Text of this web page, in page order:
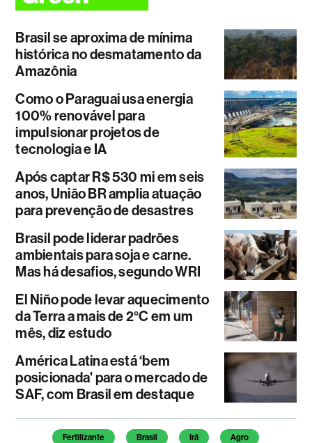
Brasil se aproxima de mínima
histórica no desmatamento da
Amazônia
Como o Paraguai usa energia
100% renovável para
impulsionar projetos de
tecnologia e IA
Após captar R$ 530 mi em seis
anos, União BR amplia atuação
para prevenção de desastres
Brasil pode liderar padrões
ambientais para soja e carne.
Mas há desafios, segundo WRI
El Niño pode levar aquecimento
da Terra a mais de 2°C em um
mês, diz estudo
América Latina está ‘bem
posicionada' para o mercado de
SAF, com Brasil em destaque
Temas deste artigo
Fertilizante Brasil Irã Agro